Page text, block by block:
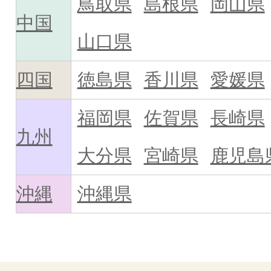
中国
山口県
四国
徳島県 香川県 愛媛県
九州
福岡県 佐賀県
長崎県
大分県
宮崎県
鹿児島
沖縄
沖縄県